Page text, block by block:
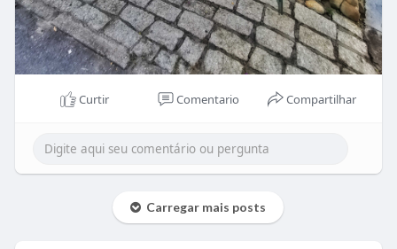
Curtir Comentario Compartilhar
Carregar mais posts